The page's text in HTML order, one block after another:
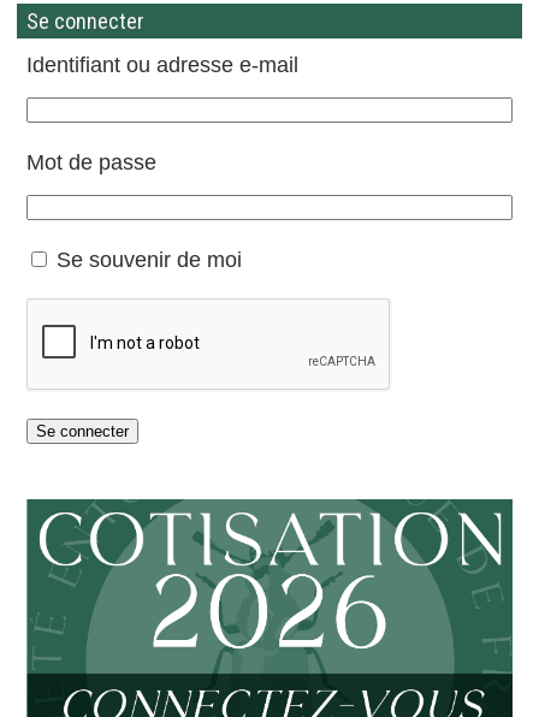
Se connecter
Identifiant ou adresse e-mail
Mot de passe
Se souvenir de moi
Se connecter